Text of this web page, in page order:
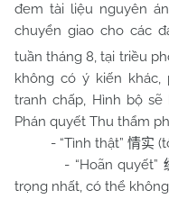
đem tài liệu nguyên
chuyển giao cho các
tuần tháng 8, tại triều
không có ý kiến khác,
tranh chấp, Hình bộ
Phán quyết Thu thẩm
- “Tình thật” 情实
- “Hoãn quyết”
trọng nhất, có thể